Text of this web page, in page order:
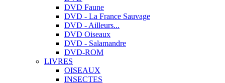
DVD Faune
DVD - La France Sauvage
DVD - Ailleurs...
DVD Oiseaux
DVD - Salamandre
DVD-ROM
LIVRES
OISEAUX
INSECTES